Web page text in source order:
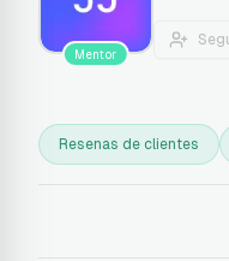
Mentor
Resenas de clientes